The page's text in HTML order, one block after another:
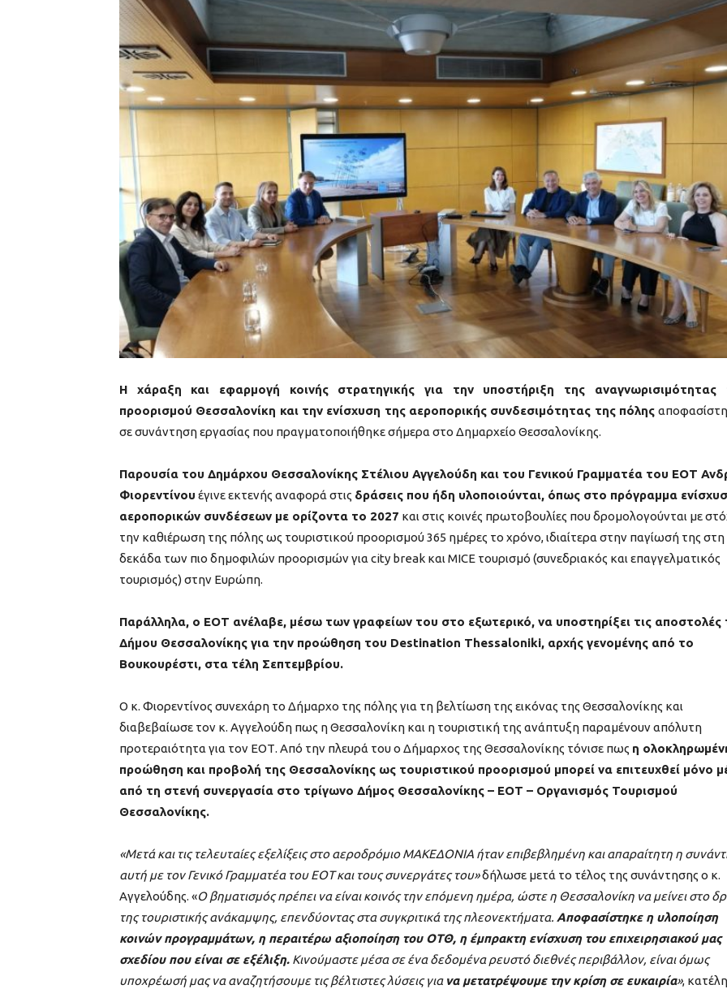
Η χάραξη και εφαρμογή κοινής στρατηγικής για την υποστήριξη της αναγνωρισιμότητας
προορισμού Θεσσαλονίκη και την ενίσχυση της αεροπορικής συνδεσιμότητας της πόλης
σε συνάντηση εργασίας που πραγματοποιήθηκε σήμερα στο Δημαρχείο Θεσσαλονίκης.
Παρουσία του Δημάρχου Θεσσαλονίκης Στέλιου Αγγελούδη και του Γενικού Γραμματέα του ΕΟΤ
Φιορεντίνου έγινε εκτενής αναφορά στις δράσεις που ήδη υλοποιούνται, όπως στο πρόγραμμα
αεροπορικών συνδέσεων με ορίζοντα το 2027 και στις κοινές πρωτοβουλίες που δρομολογούνται με
την καθιέρωση της πόλης ως τουριστικού προορισμού 365 ημέρες το χρόνο, ιδιαίτερα στην παγίωσή της στη
δεκάδα των πιο δημοφιλών προορισμών για city break και MICE τουρισμό (συνεδριακός και επαγγελματικός
τουρισμός) στην Ευρώπη.
Παράλληλα, ο ΕΟΤ ανέλαβε, μέσω των γραφείων του στο εξωτερικό, να υποστηρίξει τις αποστολές
Δήμου Θεσσαλονίκης για την προώθηση του Destination Thessaloniki, αρχής γενομένης από το
Βουκουρέστι, στα τέλη Σεπτεμβρίου.
Ο κ. Φιορεντίνος συνεχάρη το Δήμαρχο της πόλης για τη βελτίωση της εικόνας της Θεσσαλονίκης και
διαβεβαίωσε τον κ. Αγγελούδη πως η Θεσσαλονίκη και η τουριστική της ανάπτυξη παραμένουν απόλυτη
προτεραιότητα για τον ΕΟΤ. Από την πλευρά του ο Δήμαρχος της Θεσσαλονίκης τόνισε πως η
προώθηση και προβολή της Θεσσαλονίκης ως τουριστικού προορισμού μπορεί να επιτευχθεί μόνο
από τη στενή συνεργασία στο τρίγωνο Δήμος Θεσσαλονίκης – ΕΟΤ – Οργανισμός Τουρισμού
Θεσσαλονίκης.
«Μετά και τις τελευταίες εξελίξεις στο αεροδρόμιο ΜΑΚΕΔΟΝΙΑ ήταν επιβεβλημένη και απαραίτητη η
αυτή με τον Γενικό Γραμματέα του ΕΟΤ και τους συνεργάτες του»δήλωσε μετά το τέλος της συνάντησης ο κ.
Αγγελούδης. «Ο βηματισμός πρέπει να είναι κοινός την επόμενη ημέρα, ώστε η Θεσσαλονίκη να μείνει στο
της τουριστικής ανάκαμψης, επενδύοντας στα συγκριτικά της πλεονεκτήματα. Αποφασίστηκε η υλοποίηση
κοινών προγραμμάτων, η περαιτέρω αξιοποίηση του ΟΤΘ, η έμπρακτη ενίσχυση του επιχειρησιακού μας
σχεδίου που είναι σε εξέλιξη. Κινούμαστε μέσα σε ένα δεδομένα ρευστό διεθνές περιβάλλον, είναι όμως
υποχρέωσή μας να αναζητήσουμε τις βέλτιστες λύσεις για να μετατρέψουμε την κρίση σε ευκαιρία»,